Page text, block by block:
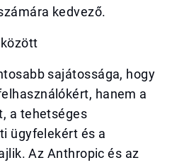
kedvező.
sajátossága, hogy
hanem a
a tehetséges
ügyfelekért és a
Az Anthropic és az